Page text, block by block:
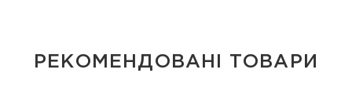
РЕКОМЕНДОВАНІ ТОВАРИ